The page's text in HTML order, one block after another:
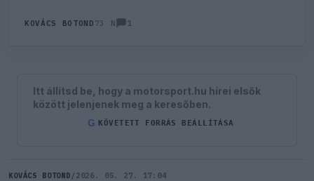
KOVÁCS BOTOND 73 N 1
Itt állítsd be, hogy a motorsport.hu hírei elsők
között jelenjenek meg a keresőben.
G KÖVETETT FORRÁS BEÁLLÍTÁSA
KOVÁCS BOTOND / 2026. 05. 27. 17:04